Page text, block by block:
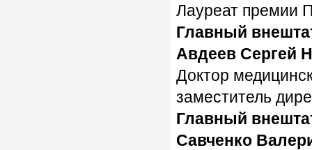
Лауреат премии
Главный
Авдеев Сергей
Доктор
заместитель
Главный
Савченко